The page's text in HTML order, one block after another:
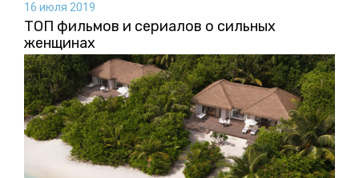
16 июля 2019
ТОП фильмов и сериалов о сильных
женщинах